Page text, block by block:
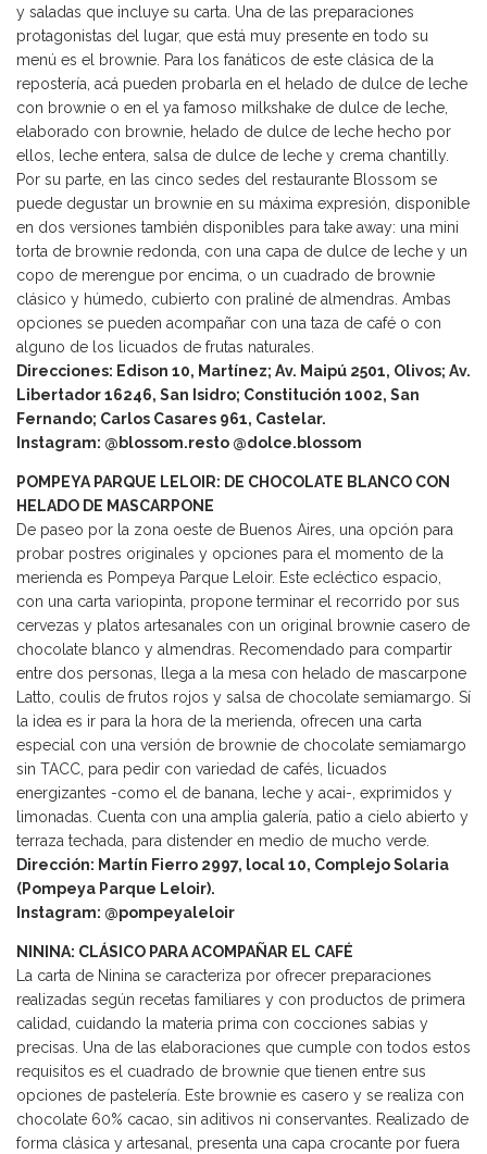
y saladas que incluye su carta. Una de las preparaciones
protagonistas del lugar, que está muy presente en todo su
menú es el brownie. Para los fanáticos de este clásica de la
repostería, acá pueden probarla en el helado de dulce de leche
con brownie o en el ya famoso milkshake de dulce de leche,
elaborado con brownie, helado de dulce de leche hecho por
ellos, leche entera, salsa de dulce de leche y crema chantilly.
Por su parte, en las cinco sedes del restaurante Blossom se
puede degustar un brownie en su máxima expresión, disponible
en dos versiones también disponibles para take away: una mini
torta de brownie redonda, con una capa de dulce de leche y un
copo de merengue por encima, o un cuadrado de brownie
clásico y húmedo, cubierto con praliné de almendras. Ambas
opciones se pueden acompañar con una taza de café o con
alguno de los licuados de frutas naturales.
Direcciones: Edison 10, Martínez; Av. Maipú 2501, Olivos; Av.
Libertador 16246, San Isidro; Constitución 1002, San
Fernando; Carlos Casares 961, Castelar.
Instagram: @blossom.resto @dolce.blossom
POMPEYA PARQUE LELOIR: DE CHOCOLATE BLANCO CON
HELADO DE MASCARPONE
De paseo por la zona oeste de Buenos Aires, una opción para
probar postres originales y opciones para el momento de la
merienda es Pompeya Parque Leloir. Este ecléctico espacio,
con una carta variopinta, propone terminar el recorrido por sus
cervezas y platos artesanales con un original brownie casero de
chocolate blanco y almendras. Recomendado para compartir
entre dos personas, llega a la mesa con helado de mascarpone
Latto, coulis de frutos rojos y salsa de chocolate semiamargo. Sí
la idea es ir para la hora de la merienda, ofrecen una carta
especial con una versión de brownie de chocolate semiamargo
sin TACC, para pedir con variedad de cafés, licuados
energizantes -como el de banana, leche y acai-, exprimidos y
limonadas. Cuenta con una amplia galería, patio a cielo abierto y
terraza techada, para distender en medio de mucho verde.
Dirección: Martín Fierro 2997, local 10, Complejo Solaria
(Pompeya Parque Leloir).
Instagram: @pompeyaleloir
NININA: CLÁSICO PARA ACOMPAÑAR EL CAFÉ
La carta de Ninina se caracteriza por ofrecer preparaciones
realizadas según recetas familiares y con productos de primera
calidad, cuidando la materia prima con cocciones sabias y
precisas. Una de las elaboraciones que cumple con todos estos
requisitos es el cuadrado de brownie que tienen entre sus
opciones de pastelería. Este brownie es casero y se realiza con
chocolate 60% cacao, sin aditivos ni conservantes. Realizado de
forma clásica y artesanal, presenta una capa crocante por fuera